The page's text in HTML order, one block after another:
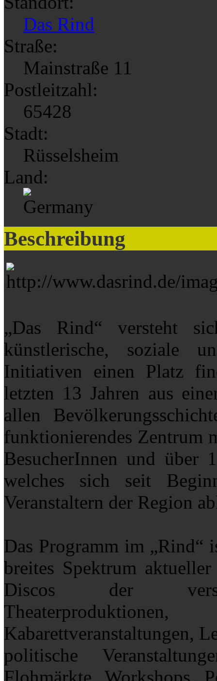
Das Rind
Straße:
Mainstraße 11
Postleitzahl:
65428
Stadt:
Rüsselsheim
Land:
Beschreibung
„Das Rind“ versteht
künstlerische, soziale
Initiativen einen Platz
letzten 13 Jahren aus
allen
funktionierendes Zentrum
BesucherInnen und über
welches sich seit
Veranstaltern der Region
Das Programm im „Rind“
breites Spektrum
Discos der
Kabarettveranstaltungen,
politische